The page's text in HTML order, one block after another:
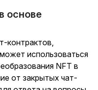
основе
контрактов,
использоваться
NFT в
от закрытых чат-